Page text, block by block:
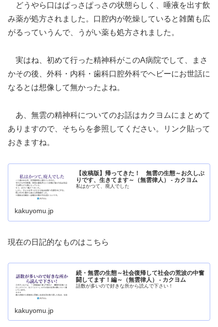
どうやら口はぱっさぱっさの状態らしく、唾液を出す飲
み薬が処方されました。口腔内が乾燥していると雑菌も広
がるっていうんで、うがい薬も処方されました。
実はね、初めて行った精神科がこのA病院でして、まさ
かその後、外科・内科・歯科口腔外科でヘビーにお世話に
なるとは想像して無かったよね。
あ、無雲の精神科についてのお話はカクヨムにまとめて
ありますので、そちらを参照してください。リンク貼って
おきますね。
【改稿版】帰ってきた！ 無雲の生態～お久しぶ
りです、生きてます～（無雲律人） - カクヨム
私はかつて、廃人でした
kakuyomu.jp
現在の日記的なものはこちら
続・無雲の生態～社会復帰して社会の荒波の中奮
闘してます！編～（無雲律人） - カクヨム
話数が多いので好きな所から読んで下さい！
kakuyomu.jp